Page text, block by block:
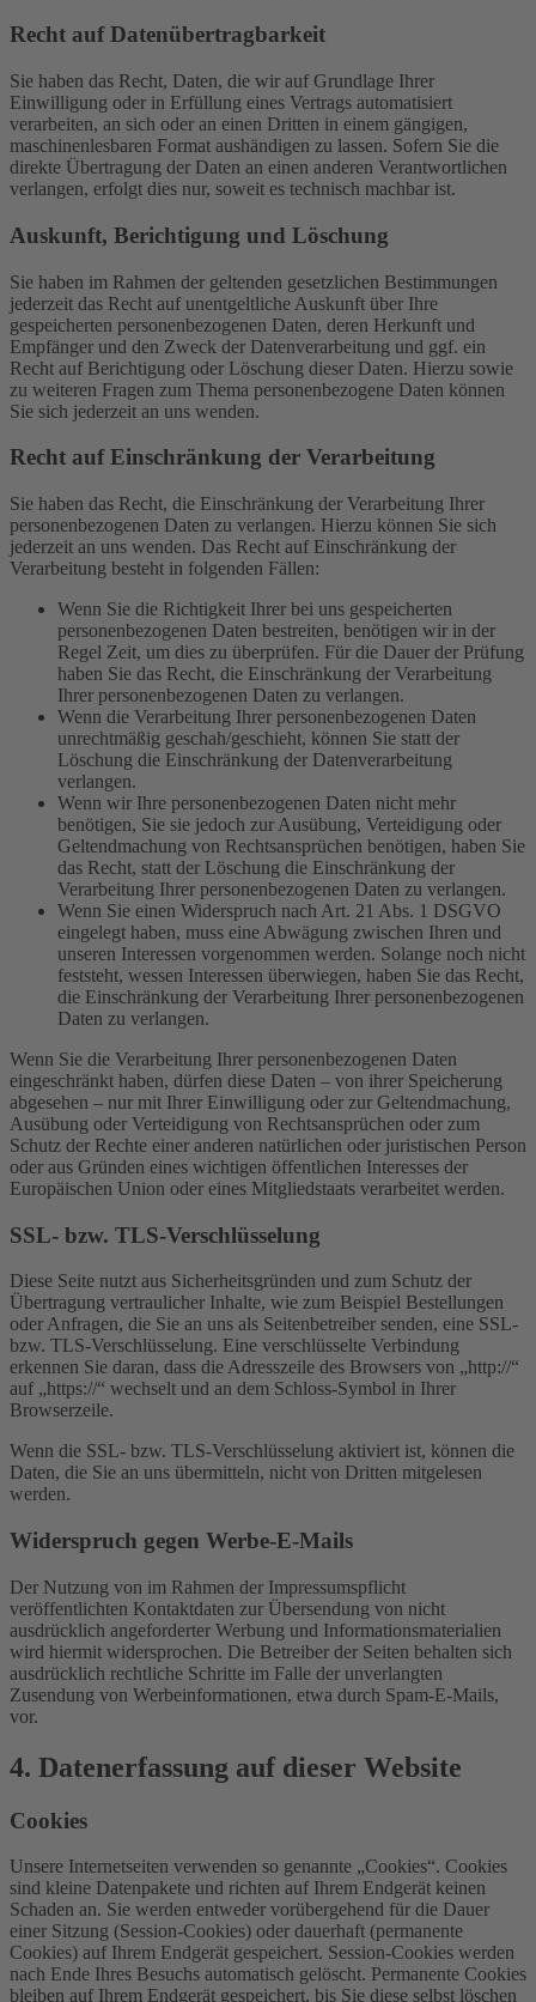
Recht auf Daten­übertrag­barkeit
Sie haben das Recht, Daten, die wir auf Grundlage Ihrer
Einwilligung oder in Erfüllung eines Vertrags automatisiert
verarbeiten, an sich oder an einen Dritten in einem gängigen,
maschinenlesbaren Format aushändigen zu lassen. Sofern Sie die
direkte Übertragung der Daten an einen anderen Verantwortlichen
verlangen, erfolgt dies nur, soweit es technisch machbar ist.
Auskunft, Berichtigung und Löschung
Sie haben im Rahmen der geltenden gesetzlichen Bestimmungen
jederzeit das Recht auf unentgeltliche Auskunft über Ihre
gespeicherten personenbezogenen Daten, deren Herkunft und
Empfänger und den Zweck der Datenverarbeitung und ggf. ein
Recht auf Berichtigung oder Löschung dieser Daten. Hierzu sowie
zu weiteren Fragen zum Thema personenbezogene Daten können
Sie sich jederzeit an uns wenden.
Recht auf Einschränkung der Verarbeitung
Sie haben das Recht, die Einschränkung der Verarbeitung Ihrer
personenbezogenen Daten zu verlangen. Hierzu können Sie sich
jederzeit an uns wenden. Das Recht auf Einschränkung der
Verarbeitung besteht in folgenden Fällen:
Wenn Sie die Richtigkeit Ihrer bei uns gespeicherten
personenbezogenen Daten bestreiten, benötigen wir in der
Regel Zeit, um dies zu überprüfen. Für die Dauer der Prüfung
haben Sie das Recht, die Einschränkung der Verarbeitung
Ihrer personenbezogenen Daten zu verlangen.
Wenn die Verarbeitung Ihrer personenbezogenen Daten
unrechtmäßig geschah/geschieht, können Sie statt der
Löschung die Einschränkung der Datenverarbeitung
verlangen.
Wenn wir Ihre personenbezogenen Daten nicht mehr
benötigen, Sie sie jedoch zur Ausübung, Verteidigung oder
Geltendmachung von Rechtsansprüchen benötigen, haben Sie
das Recht, statt der Löschung die Einschränkung der
Verarbeitung Ihrer personenbezogenen Daten zu verlangen.
Wenn Sie einen Widerspruch nach Art. 21 Abs. 1 DSGVO
eingelegt haben, muss eine Abwägung zwischen Ihren und
unseren Interessen vorgenommen werden. Solange noch nicht
feststeht, wessen Interessen überwiegen, haben Sie das Recht,
die Einschränkung der Verarbeitung Ihrer personenbezogenen
Daten zu verlangen.
Wenn Sie die Verarbeitung Ihrer personenbezogenen Daten
eingeschränkt haben, dürfen diese Daten – von ihrer Speicherung
abgesehen – nur mit Ihrer Einwilligung oder zur Geltendmachung,
Ausübung oder Verteidigung von Rechtsansprüchen oder zum
Schutz der Rechte einer anderen natürlichen oder juristischen Person
oder aus Gründen eines wichtigen öffentlichen Interesses der
Europäischen Union oder eines Mitgliedstaats verarbeitet werden.
SSL- bzw. TLS-Verschlüsselung
Diese Seite nutzt aus Sicherheitsgründen und zum Schutz der
Übertragung vertraulicher Inhalte, wie zum Beispiel Bestellungen
oder Anfragen, die Sie an uns als Seitenbetreiber senden, eine SSL-
bzw. TLS-Verschlüsselung. Eine verschlüsselte Verbindung
erkennen Sie daran, dass die Adresszeile des Browsers von „http://“
auf „https://“ wechselt und an dem Schloss-Symbol in Ihrer
Browserzeile.
Wenn die SSL- bzw. TLS-Verschlüsselung aktiviert ist, können die
Daten, die Sie an uns übermitteln, nicht von Dritten mitgelesen
werden.
Widerspruch gegen Werbe-E-Mails
Der Nutzung von im Rahmen der Impressumspflicht
veröffentlichten Kontaktdaten zur Übersendung von nicht
ausdrücklich angeforderter Werbung und Informationsmaterialien
wird hiermit widersprochen. Die Betreiber der Seiten behalten sich
ausdrücklich rechtliche Schritte im Falle der unverlangten
Zusendung von Werbeinformationen, etwa durch Spam-E-Mails,
vor.
4. Datenerfassung auf dieser Website
Cookies
Unsere Internetseiten verwenden so genannte „Cookies“. Cookies
sind kleine Datenpakete und richten auf Ihrem Endgerät keinen
Schaden an. Sie werden entweder vorübergehend für die Dauer
einer Sitzung (Session-Cookies) oder dauerhaft (permanente
Cookies) auf Ihrem Endgerät gespeichert. Session-Cookies werden
nach Ende Ihres Besuchs automatisch gelöscht. Permanente Cookies
bleiben auf Ihrem Endgerät gespeichert, bis Sie diese selbst löschen